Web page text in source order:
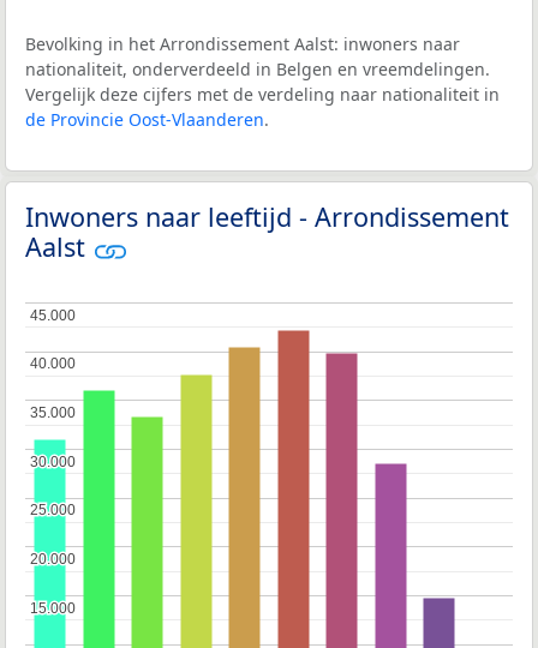
Bevolking in het Arrondissement Aalst: inwoners naar
nationaliteit, onderverdeeld in Belgen en vreemdelingen.
Vergelijk deze cijfers met de verdeling naar nationaliteit in
de Provincie Oost-Vlaanderen.
Inwoners naar leeftijd - Arrondissement
Aalst
15.000
15.000
20.000
20.000
25.000
25.000
30.000
30.000
35.000
35.000
40.000
40.000
45.000
45.000